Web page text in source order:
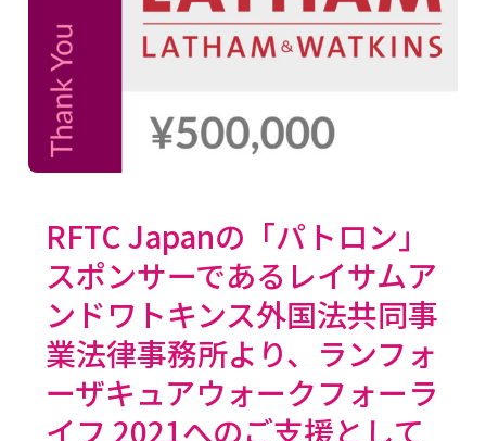
RFTC Japanの「パトロン」
スポンサーであるレイサムア
ンドワトキンス外国法共同事
業法律事務所より、ランフォ
ーザキュアウォークフォーラ
イフ 2021へのご支援として